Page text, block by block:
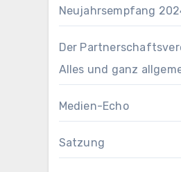
Neujahrsempfang
Der
Alles und ganz
Medien-Echo
Satzung